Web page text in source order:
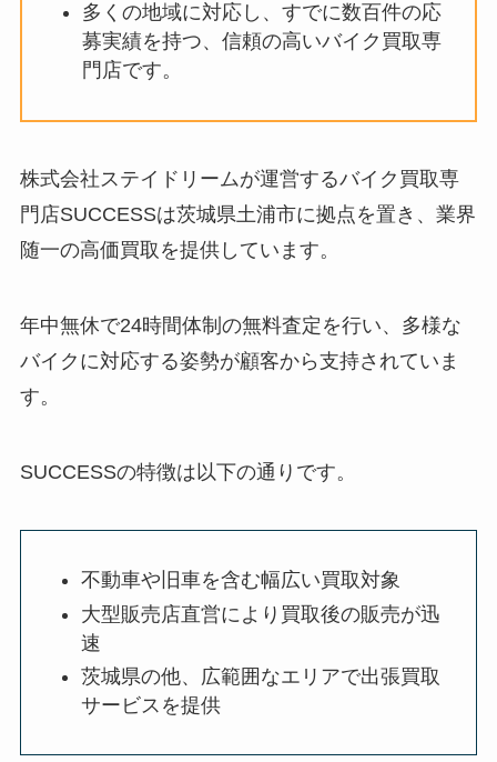
多くの地域に対応し、すでに数百件の応
募実績を持つ、信頼の高いバイク買取専
門店です。
株式会社ステイドリームが運営するバイク買取専
門店SUCCESSは茨城県土浦市に拠点を置き、業界
随一の高価買取を提供しています。
年中無休で24時間体制の無料査定を行い、多様な
バイクに対応する姿勢が顧客から支持されていま
す。
SUCCESSの特徴は以下の通りです。
不動車や旧車を含む幅広い買取対象
大型販売店直営により買取後の販売が迅
速
茨城県の他、広範囲なエリアで出張買取
サービスを提供